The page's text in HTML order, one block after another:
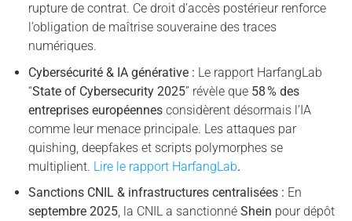
rupture de contrat. Ce droit d’accès postérieur renforce
l’obligation de maîtrise souveraine des traces
numériques.
Cybersécurité & IA générative : Le rapport HarfangLab
“State of Cybersecurity 2025” révèle que 58 % des
entreprises européennes considèrent désormais l’IA
comme leur menace principale. Les attaques par
quishing, deepfakes et scripts polymorphes se
multiplient. Lire le rapport HarfangLab.
Sanctions CNIL & infrastructures centralisées : En
septembre 2025, la CNIL a sanctionné Shein pour dépôt